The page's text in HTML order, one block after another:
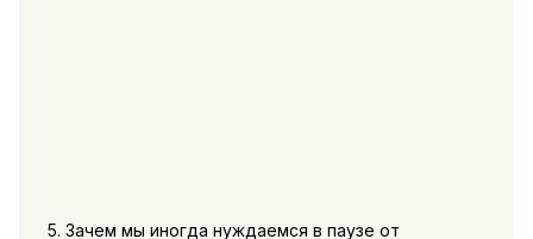
5. Зачем мы иногда нуждаемся в паузе от